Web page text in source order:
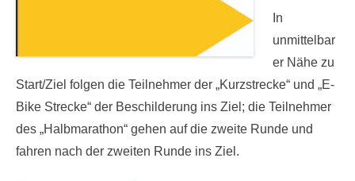
In
unmittelbar
er Nähe zu
Start/Ziel folgen die Teilnehmer der „Kurzstrecke“ und „E-
Bike Strecke“ der Beschilderung ins Ziel; die Teilnehmer
des „Halbmarathon“ gehen auf die zweite Runde und
fahren nach der zweiten Runde ins Ziel.